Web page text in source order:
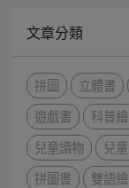
文章分類
拼圖 立體書
遊戲書
科普
兒童讀物
兒
拼圖書
雙語